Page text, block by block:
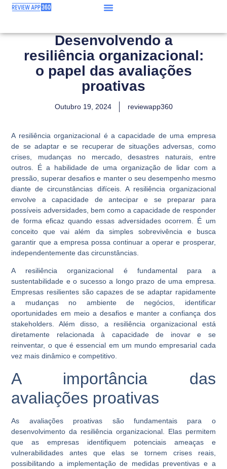
Desenvolvendo a
resiliência organizacional:
o papel das avaliações
proativas
Outubro 19, 2024 reviewapp360
A resiliência organizacional é a capacidade de uma empresa
de se adaptar e se recuperar de situações adversas, como
crises, mudanças no mercado, desastres naturais, entre
outros. É a habilidade de uma organização de lidar com a
pressão, superar desafios e manter o seu desempenho mesmo
diante de circunstâncias difíceis. A resiliência organizacional
envolve a capacidade de antecipar e se preparar para
possíveis adversidades, bem como a capacidade de responder
de forma eficaz quando essas adversidades ocorrem. É um
conceito que vai além da simples sobrevivência e busca
garantir que a empresa possa continuar a operar e prosperar,
independentemente das circunstâncias.
A resiliência organizacional é fundamental para a
sustentabilidade e o sucesso a longo prazo de uma empresa.
Empresas resilientes são capazes de se adaptar rapidamente
a mudanças no ambiente de negócios, identificar
oportunidades em meio a desafios e manter a confiança dos
stakeholders. Além disso, a resiliência organizacional está
diretamente relacionada à capacidade de inovar e se
reinventar, o que é essencial em um mundo empresarial cada
vez mais dinâmico e competitivo.
A importância das
avaliações proativas
As avaliações proativas são fundamentais para o
desenvolvimento da resiliência organizacional. Elas permitem
que as empresas identifiquem potenciais ameaças e
vulnerabilidades antes que elas se tornem crises reais,
possibilitando a implementação de medidas preventivas e a